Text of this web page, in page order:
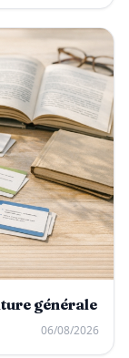
générale
06/08/2026